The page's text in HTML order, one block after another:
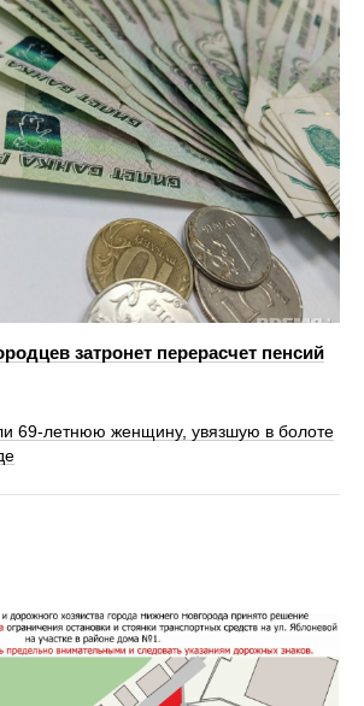
затронет перерасчет пенсий
69-летнюю женщину, увязшую в болоте